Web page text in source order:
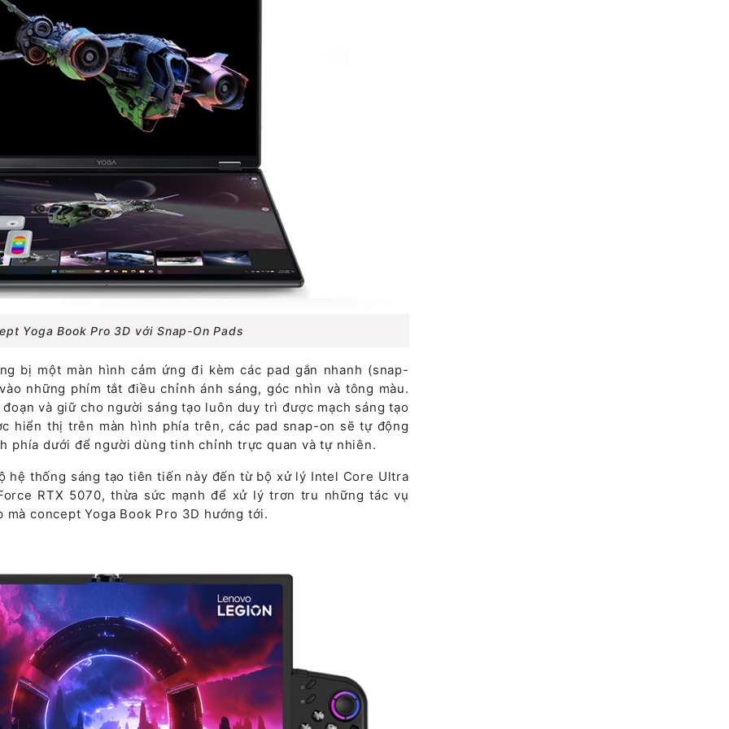
Yoga Book Pro 3D với Snap-On Pads
bị một màn hình cảm ứng đi kèm các pad gắn nhanh (snap-
những phím tắt điều chỉnh ánh sáng, góc nhìn và tông màu.
và giữ cho người sáng tạo luôn duy trì được mạch sáng tạo
hiển thị trên màn hình phía trên, các pad snap-on sẽ tự động
phía dưới để người dùng tinh chỉnh trực quan và tự nhiên.
hệ thống sáng tạo tiên tiến này đến từ bộ xử lý Intel Core Ultra
RTX 5070, thừa sức mạnh để xử lý trơn tru những tác vụ
concept Yoga Book Pro 3D hướng tới.